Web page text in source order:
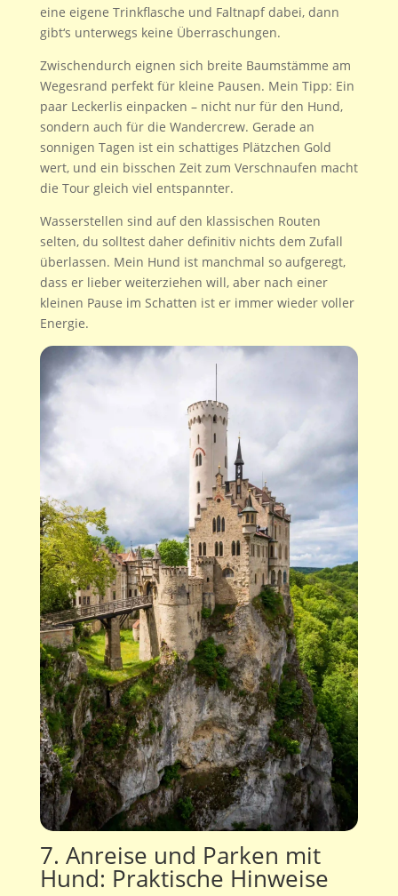
eine eigene Trinkflasche und Faltnapf dabei, dann
gibt‘s unterwegs keine Überraschungen.
Zwischendurch eignen sich breite Baumstämme am
Wegesrand perfekt für kleine Pausen. Mein Tipp: Ein
paar Leckerlis einpacken – nicht nur für den Hund,
sondern auch für die Wandercrew. Gerade an
sonnigen Tagen ist ein schattiges Plätzchen Gold
wert, und ein bisschen Zeit zum Verschnaufen macht
die Tour gleich viel entspannter.
Wasserstellen sind auf den klassischen Routen
selten, du solltest daher definitiv nichts dem Zufall
überlassen. Mein Hund ist manchmal so aufgeregt,
dass er lieber weiterziehen will, aber nach einer
kleinen Pause im Schatten ist er immer wieder voller
Energie.
7. Anreise und Parken mit
Hund: Praktische Hinweise